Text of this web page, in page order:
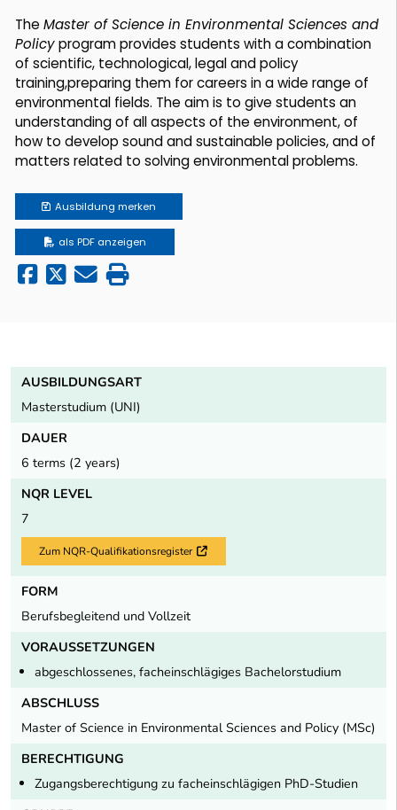
The Master of Science in Environmental Sciences and
Policyprogram provides students with a combination
of scientific, technological, legal and policy
training,preparing them for careers in a wide range of
environmental fields. The aim is to give students an
understanding of all aspects of the environment, of
how to develop sound and sustainable policies, and of
matters related to solving environmental problems.
Ausbildung merken
als PDF anzeigen
AUSBILDUNGSART
Masterstudium (UNI)
DAUER
6 terms (2 years)
NQR LEVEL
7
Zum NQR-Qualifikationsregister Externer Link
FORM
Berufsbegleitend und Vollzeit
VORAUSSETZUNGEN
abgeschlossenes, facheinschlägiges Bachelorstudium
ABSCHLUSS
Master of Science in Environmental Sciences and Policy (MSc)
BERECHTIGUNG
Zugangsberechtigung zu facheinschlägigen PhD-Studien